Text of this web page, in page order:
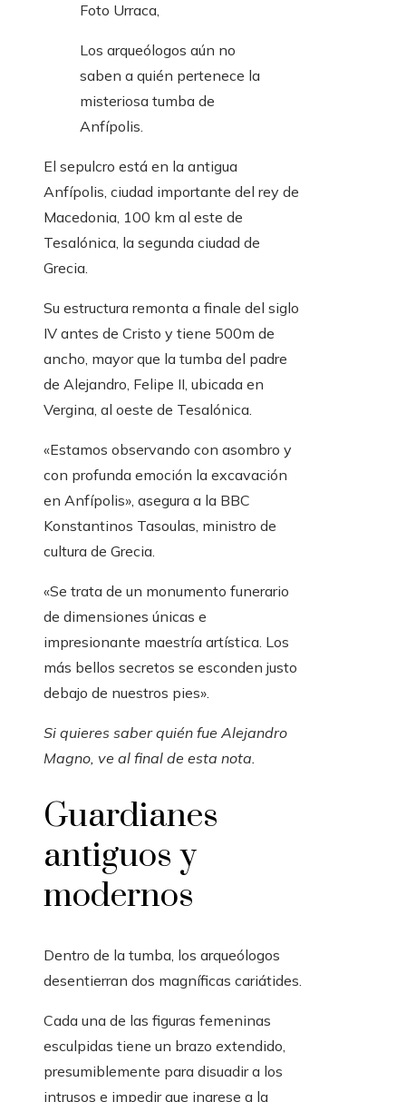
Foto Urraca,
Los arqueólogos aún no
saben a quién pertenece la
misteriosa tumba de
Anfípolis.
El sepulcro está en la antigua
Anfípolis, ciudad importante del rey de
Macedonia, 100 km al este de
Tesalónica, la segunda ciudad de
Grecia.
Su estructura remonta a finale del siglo
IV antes de Cristo y tiene 500m de
ancho, mayor que la tumba del padre
de Alejandro, Felipe II, ubicada en
Vergina, al oeste de Tesalónica.
«Estamos observando con asombro y
con profunda emoción la excavación
en Anfípolis», asegura a la BBC
Konstantinos Tasoulas, ministro de
cultura de Grecia.
«Se trata de un monumento funerario
de dimensiones únicas e
impresionante maestría artística. Los
más bellos secretos se esconden justo
debajo de nuestros pies».
Si quieres saber quién fue Alejandro
Magno, ve al final de esta nota.
Guardianes
antiguos y
modernos
Dentro de la tumba, los arqueólogos
desentierran dos magníficas cariátides.
Cada una de las figuras femeninas
esculpidas tiene un brazo extendido,
presumiblemente para disuadir a los
intrusos e impedir que ingrese a la